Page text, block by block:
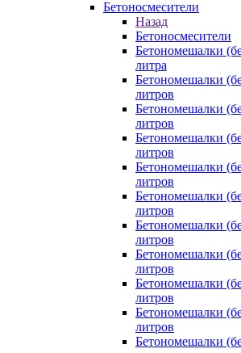
Бетоносмесители
Назад
Бетоносмесители
Бетономешалки
литра
Бетономешалки
литров
Бетономешалки
литров
Бетономешалки
литров
Бетономешалки
литров
Бетономешалки
литров
Бетономешалки
литров
Бетономешалки
литров
Бетономешалки
литров
Бетономешалки
литров
Бетономешалки